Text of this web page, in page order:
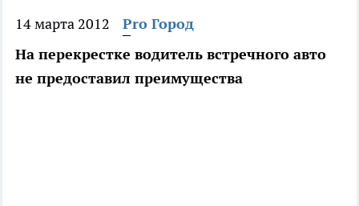
14 марта 2012
Pro Город
На перекрестке водитель встречного авто
не предоставил преимущества